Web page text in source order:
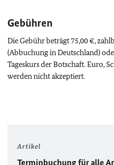
Gebühren
Die Gebühr beträgt 75,00 €,
(Abbuchung in Deutschland)
Tageskurs der Botschaft. Euro,
werden nicht akzeptiert.
Artikel
Terminbuchung für alle